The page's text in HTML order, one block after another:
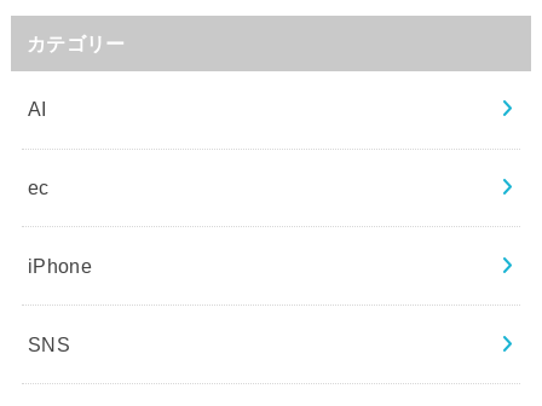
カテゴリー
AI
ec
iPhone
SNS